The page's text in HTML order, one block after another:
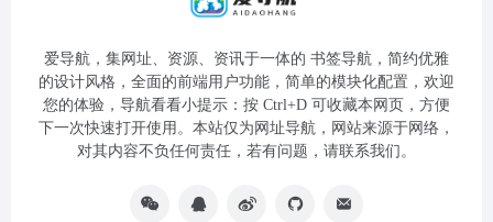
爱导航，集网址、资源、资讯于一体的 书签导航，简约优雅
的设计风格，全面的前端用户功能，简单的模块化配置，欢迎
您的体验，导航看看小提示：按 Ctrl+D 可收藏本网页，方便
下一次快速打开使用。本站仅为网址导航，网站来源于网络，
对其内容不负任何责任，若有问题，请联系我们。